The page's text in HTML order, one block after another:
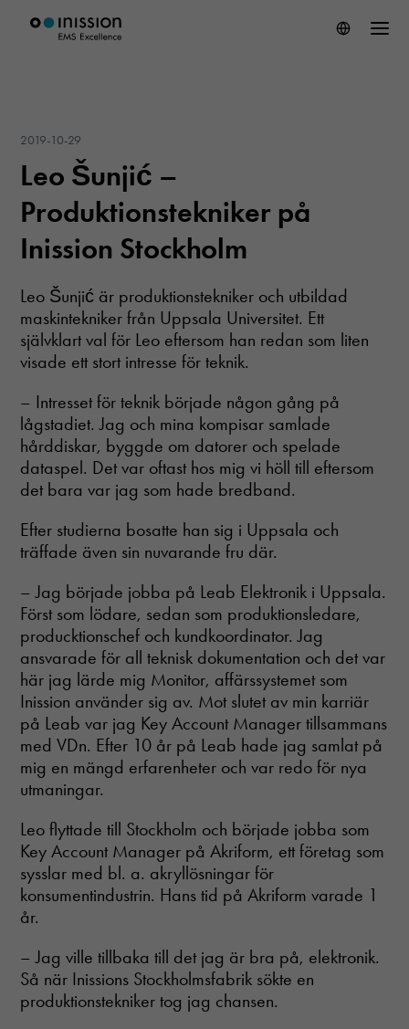
2019-10-29
Leo Šunjić –
Produktionstekniker på
Inission Stockholm
Leo Šunjić är produktionstekniker och utbildad
maskintekniker från Uppsala Universitet. Ett
självklart val för Leo eftersom han redan som liten
visade ett stort intresse för teknik.
– Intresset för teknik började någon gång på
lågstadiet. Jag och mina kompisar samlade
hårddiskar, byggde om datorer och spelade
dataspel. Det var oftast hos mig vi höll till eftersom
det bara var jag som hade bredband.
Efter studierna bosatte han sig i Uppsala och
träffade även sin nuvarande fru där.
– Jag började jobba på Leab Elektronik i Uppsala.
Först som lödare, sedan som produktionsledare,
producktionschef och kundkoordinator. Jag
ansvarade för all teknisk dokumentation och det var
här jag lärde mig Monitor, affärssystemet som
Inission använder sig av. Mot slutet av min karriär
på Leab var jag Key Account Manager tillsammans
med VDn. Efter 10 år på Leab hade jag samlat på
mig en mängd erfarenheter och var redo för nya
utmaningar.
Leo flyttade till Stockholm och började jobba som
Key Account Manager på Akriform, ett företag som
sysslar med bl. a. akryllösningar för
konsumentindustrin. Hans tid på Akriform varade 1
år.
– Jag ville tillbaka till det jag är bra på, elektronik.
Så när Inissions Stockholmsfabrik sökte en
produktionstekniker tog jag chansen.